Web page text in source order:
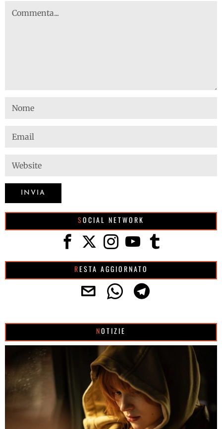
SOCIAL NETWORK
RESTA AGGIORNATO
NOTIZIE